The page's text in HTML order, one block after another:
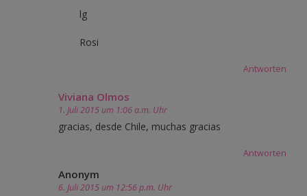
lg
Rosi
Antworten
Viviana Olmos
1. Juli 2015 um 1:06 a.m. Uhr
gracias, desde Chile, muchas gracias
Antworten
Anonym
6. Juli 2015 um 12:56 p.m. Uhr